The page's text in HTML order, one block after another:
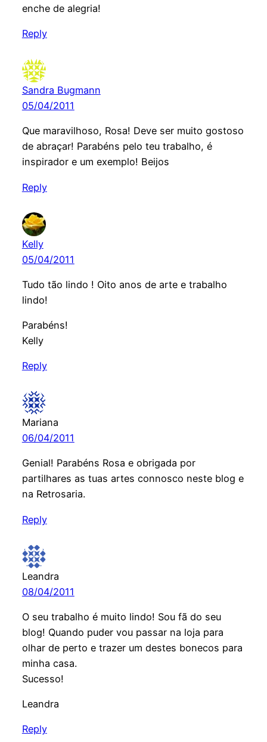
enche de alegria!
Reply
Sandra Bugmann
05/04/2011
Que maravilhoso, Rosa! Deve ser muito gostoso
de abraçar! Parabéns pelo teu trabalho, é
inspirador e um exemplo! Beijos
Reply
Kelly
05/04/2011
Tudo tão lindo ! Oito anos de arte e trabalho
lindo!
Parabéns!
Kelly
Reply
Mariana
06/04/2011
Genial! Parabéns Rosa e obrigada por
partilhares as tuas artes connosco neste blog e
na Retrosaria.
Reply
Leandra
08/04/2011
O seu trabalho é muito lindo! Sou fã do seu
blog! Quando puder vou passar na loja para
olhar de perto e trazer um destes bonecos para
minha casa.
Sucesso!
Leandra
Reply